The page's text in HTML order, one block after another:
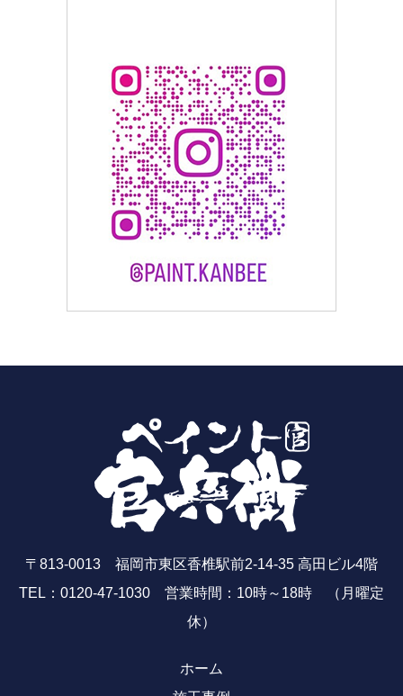
〒813-0013 福岡市東区香椎駅前2-14-35 高田ビル4階
TEL：0120-47-1030 営業時間：10時～18時 （月曜定
休）
ホーム